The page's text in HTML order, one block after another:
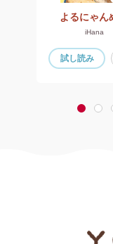
よるにゃん
iHana
試し読み
1 2